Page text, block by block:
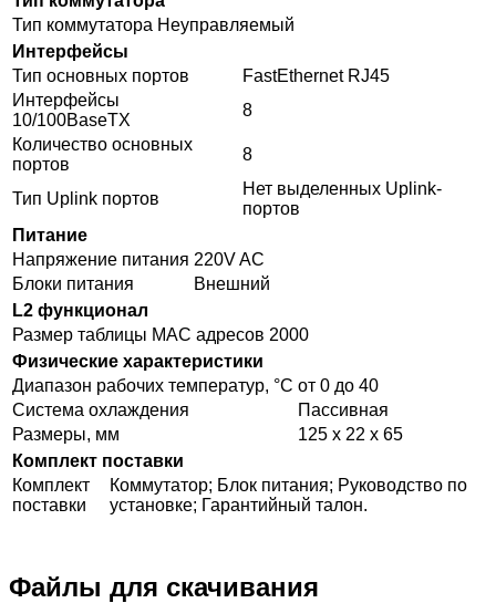
Тип коммутатора Неуправляемый
Интерфейсы
Тип основных портов
FastEthernet RJ45
Интерфейсы
10/100BaseTX
8
Количество основных
портов
8
Тип Uplink портов
Нет выделенных Uplink-
портов
Питание
Напряжение питания 220V AC
Блоки питания
Внешний
L2 функционал
Размер таблицы MAC адресов 2000
Физические характеристики
Диапазон рабочих температур, °C от 0 до 40
Система охлаждения
Пассивная
Размеры, мм
125 x 22 x 65
Комплект поставки
Комплект
поставки
Коммутатор; Блок питания; Руководство по
установке; Гарантийный талон.
Файлы для скачивания